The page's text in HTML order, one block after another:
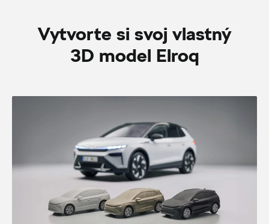
Vytvorte si svoj vlastný
3D model Elroq